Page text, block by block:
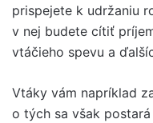
prispejete k udržaniu
v nej budete cítiť
vtáčieho spevu a
Vtáky vám napríklad
o tých sa však